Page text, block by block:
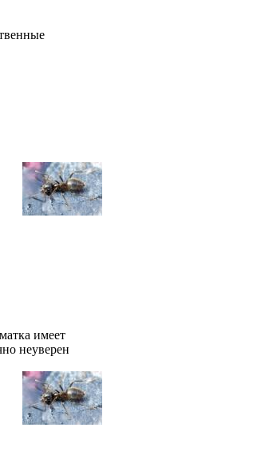
имеет
неуверен